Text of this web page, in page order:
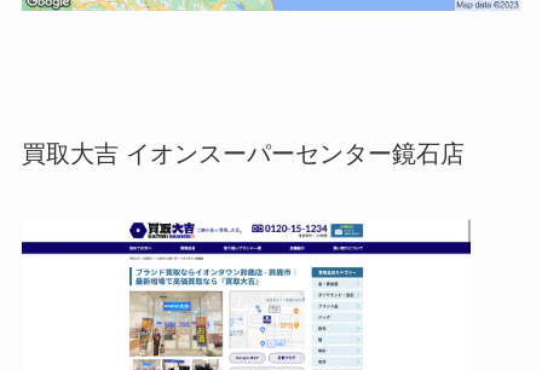
買取大吉 イオンスーパーセンター鏡石店